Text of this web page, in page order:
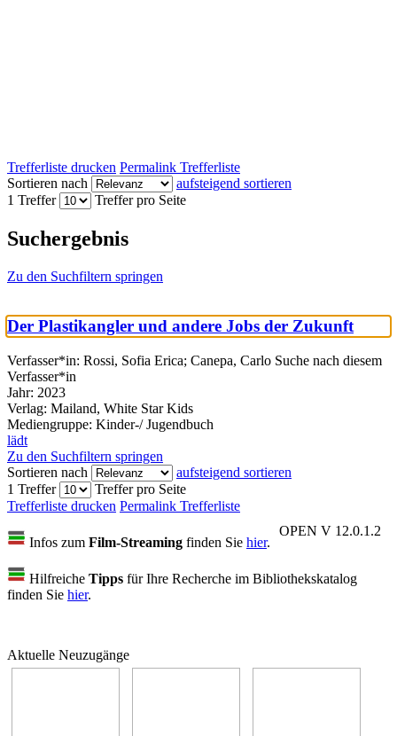
Trefferliste drucken Permalink Trefferliste
Sortieren nach
aufsteigend sortieren
1 Treffer
Treffer pro Seite
Suchergebnis
Zu den Suchfiltern springen
Der Plastikangler und andere Jobs der Zukunft
Verfasser*in: Rossi, Sofia Erica; Canepa, Carlo Suche nach diesem
Verfasser*in
Jahr: 2023
Verlag: Mailand, White Star Kids
Mediengruppe: Kinder-/ Jugendbuch
lädt
Zu den Suchfiltern springen
Sortieren nach
aufsteigend sortieren
1 Treffer
Treffer pro Seite
Trefferliste drucken Permalink Trefferliste
OPEN V 12.0.1.2
Infos zum Film-Streaming finden Sie hier.
Hilfreiche Tipps für Ihre Recherche im Bibliothekskatalog
finden Sie hier.
Aktuelle Neuzugänge